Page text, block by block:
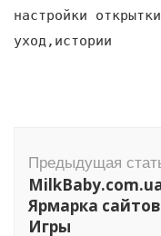
настройки
уход,истории
по
записям
Предыдущая
Ярмарка
Игры